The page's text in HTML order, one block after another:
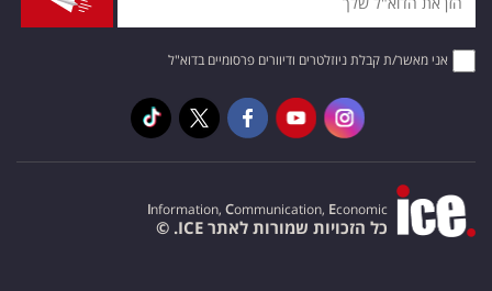
אני מאשר/ת קבלת ניוזלטרים ודיוורים פרסומיים בדוא"ל
Information, Communication, Economic
כל הזכויות שמורות לאתר ICE. ©